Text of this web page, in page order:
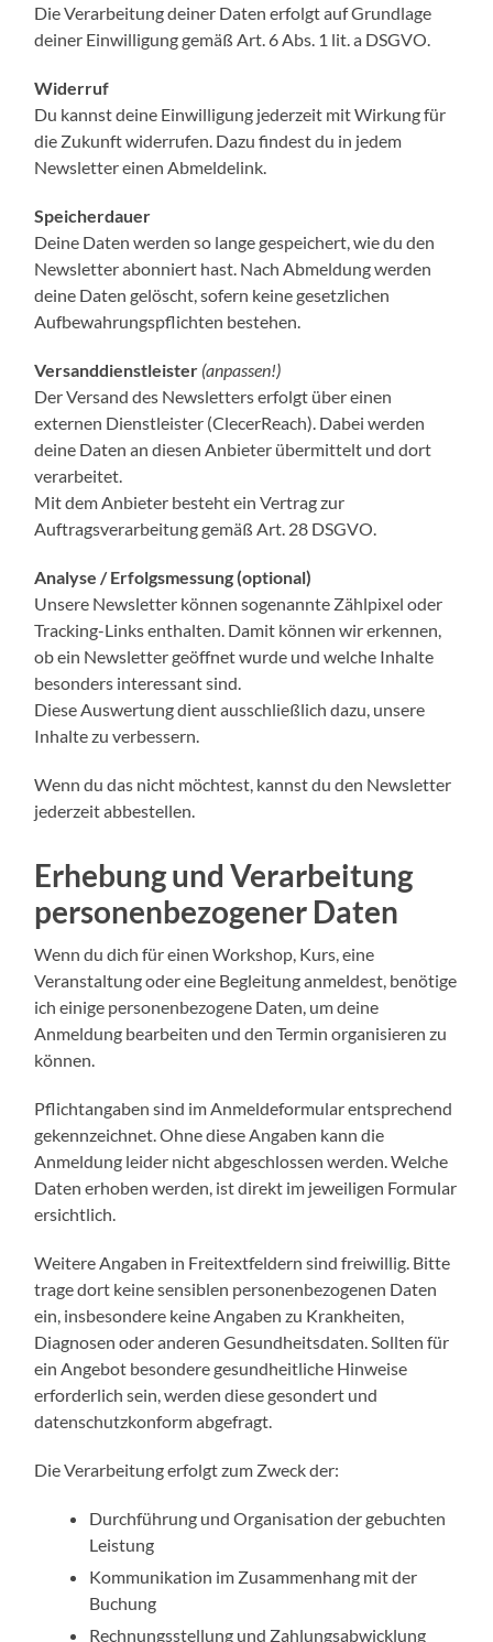
Die Verarbeitung deiner Daten erfolgt auf Grundlage
deiner Einwilligung gemäß Art. 6 Abs. 1 lit. a DSGVO.
Widerruf
Du kannst deine Einwilligung jederzeit mit Wirkung für
die Zukunft widerrufen. Dazu findest du in jedem
Newsletter einen Abmeldelink.
Speicherdauer
Deine Daten werden so lange gespeichert, wie du den
Newsletter abonniert hast. Nach Abmeldung werden
deine Daten gelöscht, sofern keine gesetzlichen
Aufbewahrungspflichten bestehen.
Versanddienstleister (anpassen!)
Der Versand des Newsletters erfolgt über einen
externen Dienstleister (ClecerReach). Dabei werden
deine Daten an diesen Anbieter übermittelt und dort
verarbeitet.
Mit dem Anbieter besteht ein Vertrag zur
Auftragsverarbeitung gemäß Art. 28 DSGVO.
Analyse / Erfolgsmessung (optional)
Unsere Newsletter können sogenannte Zählpixel oder
Tracking-Links enthalten. Damit können wir erkennen,
ob ein Newsletter geöffnet wurde und welche Inhalte
besonders interessant sind.
Diese Auswertung dient ausschließlich dazu, unsere
Inhalte zu verbessern.
Wenn du das nicht möchtest, kannst du den Newsletter
jederzeit abbestellen.
Erhebung und Verarbeitung
personenbezogener Daten
Wenn du dich für einen Workshop, Kurs, eine
Veranstaltung oder eine Begleitung anmeldest, benötige
ich einige personenbezogene Daten, um deine
Anmeldung bearbeiten und den Termin organisieren zu
können.
Pflichtangaben sind im Anmeldeformular entsprechend
gekennzeichnet. Ohne diese Angaben kann die
Anmeldung leider nicht abgeschlossen werden. Welche
Daten erhoben werden, ist direkt im jeweiligen Formular
ersichtlich.
Weitere Angaben in Freitextfeldern sind freiwillig. Bitte
trage dort keine sensiblen personenbezogenen Daten
ein, insbesondere keine Angaben zu Krankheiten,
Diagnosen oder anderen Gesundheitsdaten. Sollten für
ein Angebot besondere gesundheitliche Hinweise
erforderlich sein, werden diese gesondert und
datenschutzkonform abgefragt.
Die Verarbeitung erfolgt zum Zweck der:
Durchführung und Organisation der gebuchten
Leistung
Kommunikation im Zusammenhang mit der
Buchung
Rechnungsstellung und Zahlungsabwicklung